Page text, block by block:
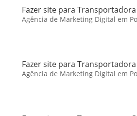
Fazer site para
Agência de Marketing Digital em
Fazer site para
Agência de Marketing Digital em